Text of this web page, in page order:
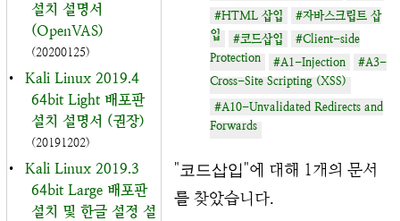
설치 설명서
(OpenVAS)
(20200125)
•
Kali Linux 2019.4
64bit Light 배포판
설치 설명서 (권장)
(20191202)
•
Kali Linux 2019.3
64bit Large 배포판
설치 및 한글 설정 설
#HTML 삽입
#자바스크립트 삽
입 #코드삽입 #Client-side
Protection #A1-Injection #A3-
Cross-Site Scripting (XSS)
#A10-Unvalidated Redirects and
Forwards
"코드삽입"에 대해 1개의 문서
를 찾았습니다.